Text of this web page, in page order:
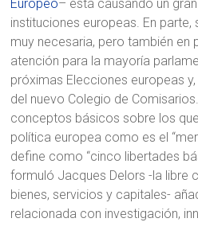
Europeo– está causando un
instituciones europeas. En
muy necesaria, pero también en
atención para la mayoría
próximas Elecciones europeas
del nuevo Colegio de
conceptos básicos sobre los
política europea como es el
define como “cinco libertades
formuló Jacques Delors -la libre
bienes, servicios y capitales-
relacionada con investigación,